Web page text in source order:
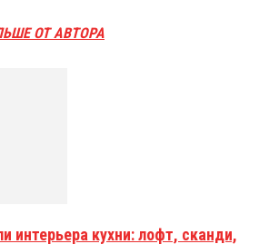
ОТ АВТОРА
интерьера кухни: лофт, сканди,